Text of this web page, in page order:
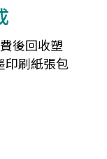
後回收塑
印刷紙張包